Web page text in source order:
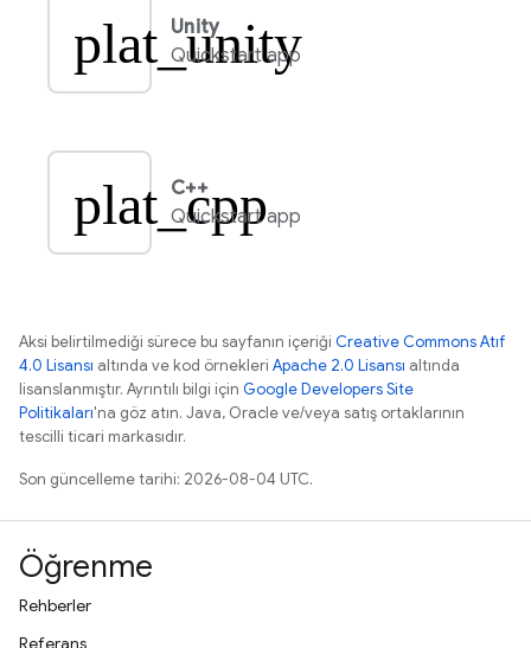
plat_unity
Unity
Quickstart app
plat_cpp
C++
Quickstart app
Aksi belirtilmediği sürece bu sayfanın içeriği Creative Commons Atıf
4.0 Lisansı altında ve kod örnekleri Apache 2.0 Lisansı altında
lisanslanmıştır. Ayrıntılı bilgi için Google Developers Site
Politikaları'na göz atın. Java, Oracle ve/veya satış ortaklarının
tescilli ticari markasıdır.
Son güncelleme tarihi: 2026-08-04 UTC.
Öğrenme
Rehberler
Referans